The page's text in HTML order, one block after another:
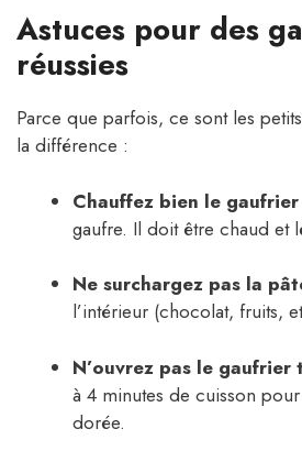
Astuces pour des
réussies
Parce que parfois, ce sont les
la différence :
Chauffez bien le gaufrier
gaufre. Il doit être chaud et
Ne surchargez pas la
l’intérieur (chocolat, fruits,
N’ouvrez pas le
à 4 minutes de cuisson
dorée.